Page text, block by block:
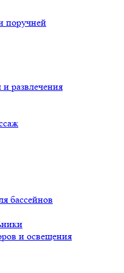
поручней
развлечения
бассейнов
и освещения